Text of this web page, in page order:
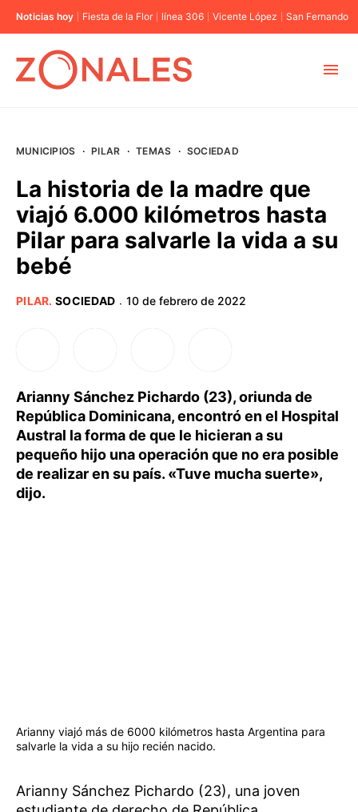
Noticias hoy Fiesta de la Flor línea 306 Vicente López San Fernando
BUENOS AIRES
PROVINCIAS
MUNICIPIOS · PILAR · TEMAS · SOCIEDAD
La historia de la madre que
viajó 6.000 kilómetros hasta
Pilar para salvarle la vida a su
bebé
PILAR. SOCIEDAD · 10 de febrero de 2022
Arianny Sánchez Pichardo (23), oriunda de
República Dominicana, encontró en el Hospital
Austral la forma de que le hicieran a su
pequeño hijo una operación que no era posible
de realizar en su país. «Tuve mucha suerte»,
dijo.
Arianny viajó más de 6000 kilómetros hasta Argentina para
salvarle la vida a su hijo recién nacido.
Arianny Sánchez Pichardo (23), una joven